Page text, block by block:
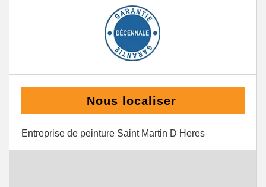
Nous localiser
Entreprise de peinture Saint Martin D Heres